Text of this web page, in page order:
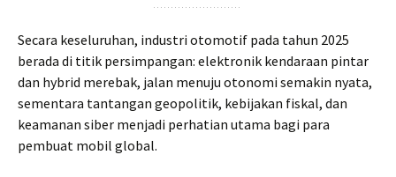
Secara keseluruhan, industri otomotif pada tahun 2025
berada di titik persimpangan: elektronik kendaraan pintar
dan hybrid merebak, jalan menuju otonomi semakin nyata,
sementara tantangan geopolitik, kebijakan fiskal, dan
keamanan siber menjadi perhatian utama bagi para
pembuat mobil global.